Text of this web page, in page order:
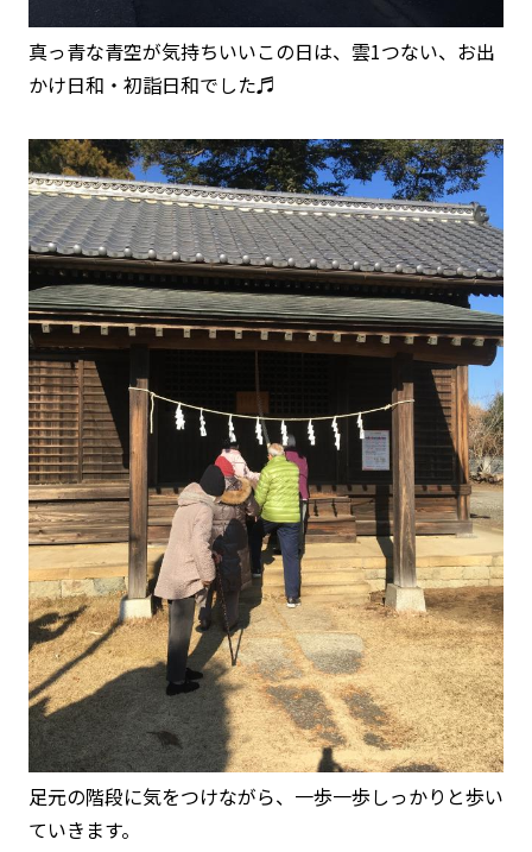
真っ青な青空が気持ちいいこの日は、雲1つない、お出
かけ日和・初詣日和でした♬
足元の階段に気をつけながら、一歩一歩しっかりと歩い
ていきます。